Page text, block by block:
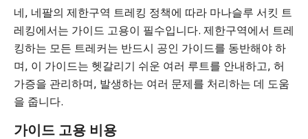
네, 네팔의 제한구역 트레킹 정책에 따라 마나슬루 서킷 트
레킹에서는 가이드 고용이 필수입니다. 제한구역에서 트레
킹하는 모든 트레커는 반드시 공인 가이드를 동반해야 하
며, 이 가이드는 헷갈리기 쉬운 여러 루트를 안내하고, 허
가증을 관리하며, 발생하는 여러 문제를 처리하는 데 도움
을 줍니다.
가이드 고용 비용